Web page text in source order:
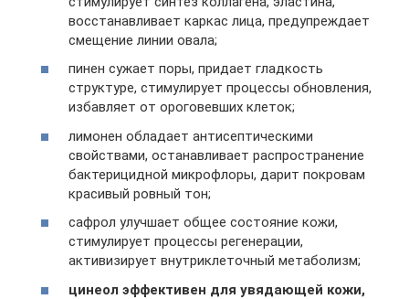
восстанавливает каркас лица, предупреждает
смещение линии овала;
пинен сужает поры, придает гладкость
структуре, стимулирует процессы обновления,
избавляет от ороговевших клеток;
лимонен обладает антисептическими
свойствами, останавливает распространение
бактерицидной микрофлоры, дарит покровам
красивый ровный тон;
сафрол улучшает общее состояние кожи,
стимулирует процессы регенерации,
активизирует внутриклеточный метаболизм;
цинеол эффективен для увядающей кожи,